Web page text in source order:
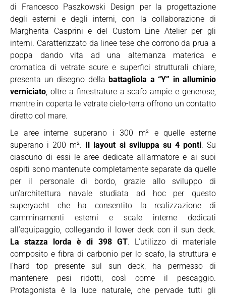
di Francesco Paszkowski Design per la progettazione
degli esterni e degli interni, con la collaborazione di
Margherita Casprini e del Custom Line Atelier per gli
interni. Caratterizzato da linee tese che corrono da prua a
poppa dando vita ad una alternanza materica e
cromatica di vetrate scure e superfici strutturali chiare,
presenta un disegno della battagliola a “Y” in alluminio
verniciato , oltre a finestrature a scafo ampie e generose,
mentre in coperta le vetrate cielo-terra offrono un contatto
diretto col mare.
Le aree interne superano i 300 m² e quelle esterne
superano i 200 m². Il layout si sviluppa su 4 ponti. Su
ciascuno di essi le aree dedicate all’armatore e ai suoi
ospiti sono mantenute completamente separate da quelle
per il personale di bordo, grazie allo sviluppo di
un’architettura navale studiata ad hoc per questo
superyacht che ha consentito la realizzazione di
camminamenti esterni e scale interne dedicati
all’equipaggio, collegando il lower deck con il sun deck.
La stazza lorda è di 398 GT. L’utilizzo di materiale
composito e fibra di carbonio per lo scafo, la struttura e
l’hard top presente sul sun deck, ha permesso di
mantenere pesi ridotti, così come il pescaggio.
Protagonista è la luce naturale, che pervade tutti gli